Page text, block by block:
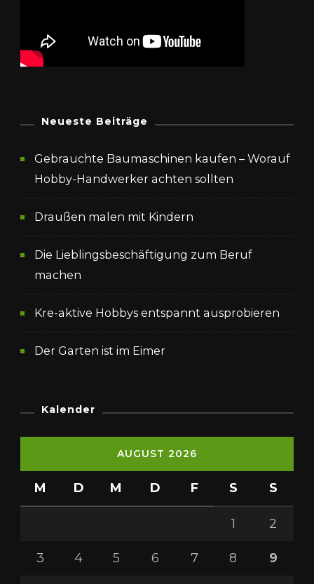
Neueste Beiträge
Gebrauchte Baumaschinen kaufen – Worauf
Hobby-Handwerker achten sollten
Draußen malen mit Kindern
Die Lieblingsbeschäftigung zum Beruf
machen
Kre-aktive Hobbys entspannt ausprobieren
Der Garten ist im Eimer
Kalender
AUGUST 2026
M D M D F S S
1 2
3 4 5 6 7 8 9